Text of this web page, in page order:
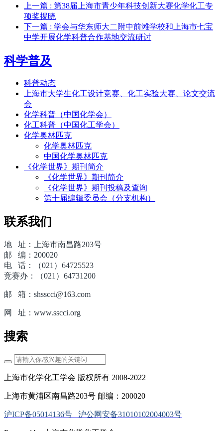
上一篇 : 第38届上海市青少年科技创新大赛化学化工专
项奖揭晓
下一篇 : 学会与华东师大二附中前滩学校和上海市七宝
中学开展化学科普合作基地交流研讨
科学普及
科普动态
上海市大学生化工设计竞赛、化工实验大赛、论文交流
会
化学科普（中国化学会）
化工科普（中国化工学会）
化学奥林匹克
化学奥林匹克
中国化学奥林匹克
《化学世界》期刊简介
《化学世界》期刊简介
《化学世界》期刊投稿及查询
第十届编辑委员会（分支机构）
联系我们
地 址：上海市南昌路203号
邮 编：200020
电 话：（021）64725523
竞赛办：（021）64731200
邮 箱：shsscci@163.com
网 址：www.sscci.org
搜索
上海市化学化工学会 版权所有 2008-2022
上海市黄浦区南昌路203号 邮编：200020
沪ICP备05014136号 沪公网安备31010102004003号